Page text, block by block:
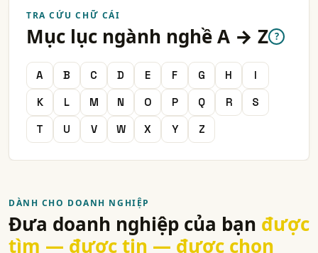
TRA CỨU CHỮ CÁI
Mục lục ngành nghề A → Z ?
A B C D E F G H
I
K
L M N O P Q R
S
T
U V W X Y Z
DÀNH CHO DOANH NGHIỆP
Đưa doanh nghiệp của bạn được
tìm — được tin — được chọn